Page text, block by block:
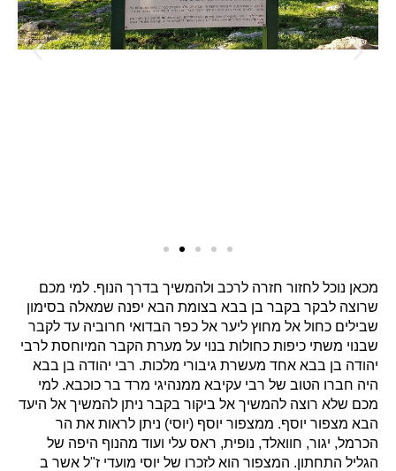
שרוצה לבקר בקבר בן בבא בצומת הבא יפנה שמאלה בסימון
שבילים כחול אל מחוץ ליער אל כפר הבדואי חרוביה עד לקבר
שבנוי משתי כיפות כחולות בנוי על מערת הקבר המיוחסת לרבי
יהודה בן בבא אחד מעשרת גיבורי מלכות. רבי יהודה בן בבא
היה חברו הטוב של רבי עקיבא ממנהיגי מרד בר כוכבא. למי
מכם שלא רוצה להמשיך אל ביקור בקבר ניתן להמשיך אל היעד
הבא מצפור יוסף. ממצפור יוסף (יוסי) ניתן לראות את הר
הכרמל, יגור, חוואלד, נופית, ראס עלי ועוד מהנוף היפה של
הגליל התחתון. המצפור הוא לזכרו של יוסי מועדי ז"ל אשר ב
5/1/2009 נפל בעזה מאש כוחותינו כאשר נורה מפגז טנק